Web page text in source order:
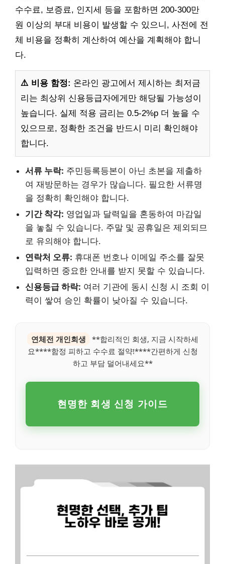
수수료, 보증료, 인지세 등을 포함하면 200-300만
원 이상의 부대 비용이 발생할 수 있으니, 사전에 전
체 비용을 정확히 계산하여 예산을 계획해야 합니
다.
⚠️ 비용 함정: 온라인 광고에서 제시하는 최저금
리는 최상위 신용등급자에게만 해당될 가능성이
높습니다. 실제 적용 금리는 0.5-2%p 더 높을 수
있으므로, 정확한 조건을 반드시 미리 확인해야
합니다.
서류 누락: 주민등록등본이 아닌 초본을 제출하
여 재방문하는 경우가 많습니다. 필요한 서류명
을 정확히 확인해야 합니다.
기간 착각: 영업일과 달력일을 혼동하여 마감일
을 놓칠 수 있습니다. 주말 및 공휴일은 제외되므
로 유의해야 합니다.
연락처 오류: 휴대폰 번호나 이메일 주소를 잘못
입력하면 중요한 안내를 받지 못할 수 있습니다.
신용등급 하락: 여러 기관에 동시 신청 시 조회 이
력이 쌓여 승인 확률이 낮아질 수 있습니다.
연체전 개인회생
**합리적인 회생, 지금 시작하세
요****함정 피하고 수수료 절약!****간편하게 신청
하고 부담 덜어내세요**
현명한 회생 신청 가이드